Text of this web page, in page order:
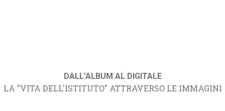
DALL'ALBUM AL DIGITALE
LA "VITA DELL'ISTITUTO" ATTRAVERSO LE IMMAGINI